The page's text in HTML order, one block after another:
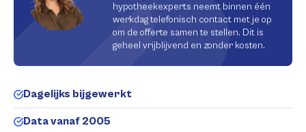
hypotheekexperts neemt binnen één
werkdag telefonisch contact met je op
om de offerte samen te stellen. Dit is
geheel vrijblijvend en zonder kosten.
Dagelijks bijgewerkt
Data vanaf 2005